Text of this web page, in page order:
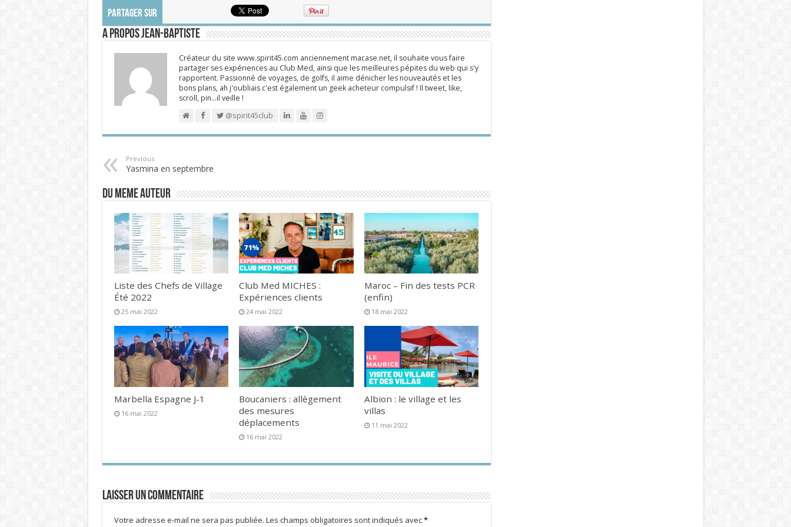
PARTAGER SUR
A propos Jean-Baptiste
Créateur du site www.spirit45.com anciennement macase.net, il souhaite vous faire
partager ses expériences au Club Med, ainsi que les meilleures pépites du web qui s'y
rapportent. Passionné de voyages, de golfs, il aime dénicher les nouveautés et les
bons plans, ah j'oubliais c'est également un geek acheteur compulsif ! Il tweet, like,
scroll, pin…il veille !
@spirit45club
Previous
Yasmina en septembre
DU MEME AUTEUR
Liste des Chefs de Village
Été 2022
25 mai 2022
Club Med MICHES :
Expériences clients
24 mai 2022
Maroc – Fin des tests PCR
(enfin)
18 mai 2022
Marbella Espagne J-1
16 mai 2022
Boucaniers : allègement
des mesures
déplacements
16 mai 2022
Albion : le village et les
villas
11 mai 2022
Laisser un commentaire
Votre adresse e-mail ne sera pas publiée. Les champs obligatoires sont indiqués avec*